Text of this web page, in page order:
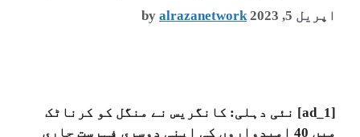
اپریل 5, 2023 by alrazanetwork
[ad_1] نئی دہلی: کانگریس نے منگل کو کرناٹک
میں 40 امیدواروں کی اپنی دوسری فہرست جاری